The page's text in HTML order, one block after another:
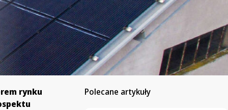
rynku
Polecane artykuły